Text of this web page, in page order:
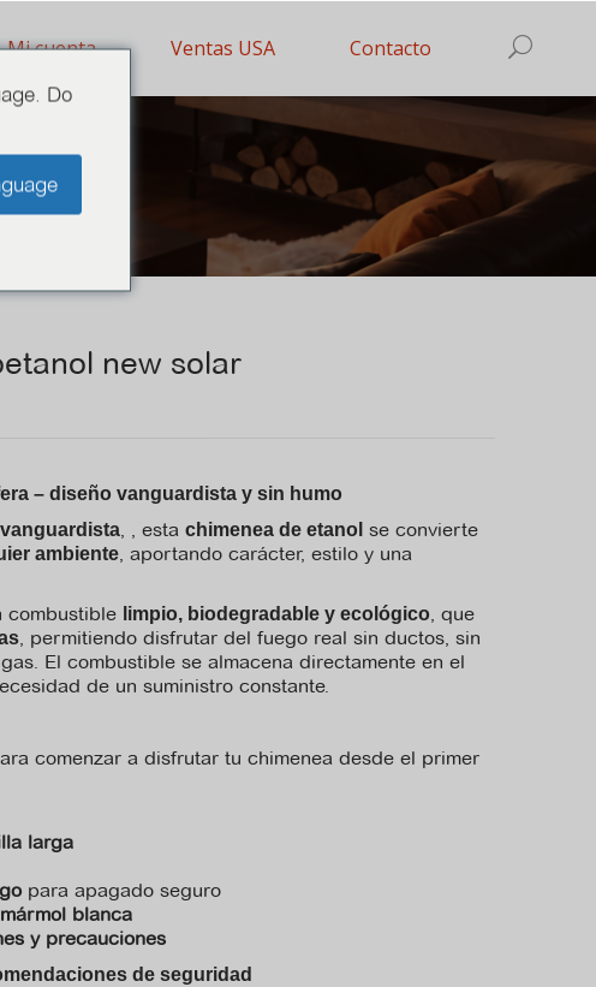
Mi cuenta Ventas USA Contacto
new solar
– diseño vanguardista y sin humo
, , esta chimenea de etanol se convierte
ambiente, aportando carácter, estilo y una
combustible limpio, biodegradable y ecológico, que
, permitiendo disfrutar del fuego real sin ductos, sin
El combustible se almacena directamente en el
de un suministro constante.
comenzar a disfrutar tu chimenea desde el primer
larga
para apagado seguro
blanca
y precauciones
de seguridad
Do